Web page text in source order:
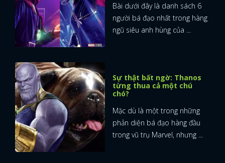
Bài dưới đây là danh sách 6
người bá đạo nhất trong hàng
ngũ siêu anh hùng của ...
Sự thật bất ngờ: Thanos
từng thua cả một chú
chó?
Mặc dù là một trong những
phản diện bá đạo hàng đầu
trong vũ trụ Marvel, nhưng ...